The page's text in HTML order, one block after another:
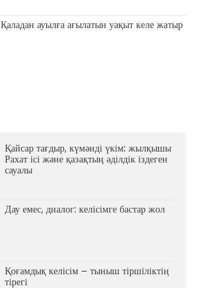
Қаладан ауылға ағылатын уақыт келе жатыр
Қайсар тағдыр, күмәнді үкім: жылқышы
Рахат ісі және қазақтың әділдік іздеген
сауалы
Дау емес, диалог: келісімге бастар жол
Қоғамдық келісім – тыныш тіршіліктің
тірегі